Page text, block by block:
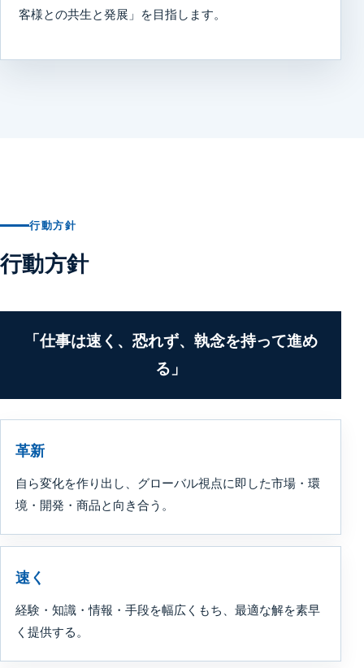
客様との共生と発展」を目指します。
行動方針
行動方針
「仕事は速く、恐れず、執念を持って進め
る」
革新
自ら変化を作り出し、グローバル視点に即した市場・環
境・開発・商品と向き合う。
速く
経験・知識・情報・手段を幅広くもち、最適な解を素早
く提供する。